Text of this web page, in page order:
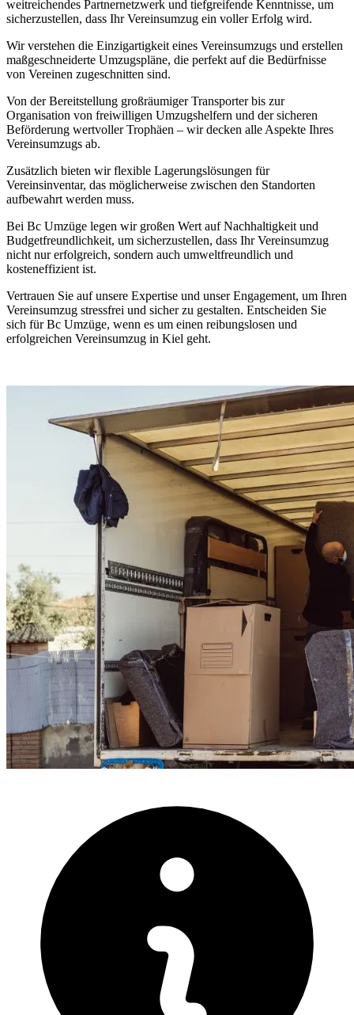
weitreichendes Partnernetzwerk und tiefgreifende Kenntnisse, um
sicherzustellen, dass Ihr Vereinsumzug ein voller Erfolg wird.
Wir verstehen die Einzigartigkeit eines Vereinsumzugs und erstellen
maßgeschneiderte Umzugspläne, die perfekt auf die Bedürfnisse
von Vereinen zugeschnitten sind.
Von der Bereitstellung großräumiger Transporter bis zur
Organisation von freiwilligen Umzugshelfern und der sicheren
Beförderung wertvoller Trophäen – wir decken alle Aspekte Ihres
Vereinsumzugs ab.
Zusätzlich bieten wir flexible Lagerungslösungen für
Vereinsinventar, das möglicherweise zwischen den Standorten
aufbewahrt werden muss.
Bei Bc Umzüge legen wir großen Wert auf Nachhaltigkeit und
Budgetfreundlichkeit, um sicherzustellen, dass Ihr Vereinsumzug
nicht nur erfolgreich, sondern auch umweltfreundlich und
kosteneffizient ist.
Vertrauen Sie auf unsere Expertise und unser Engagement, um Ihren
Vereinsumzug stressfrei und sicher zu gestalten. Entscheiden Sie
sich für Bc Umzüge, wenn es um einen reibungslosen und
erfolgreichen Vereinsumzug in Kiel geht.